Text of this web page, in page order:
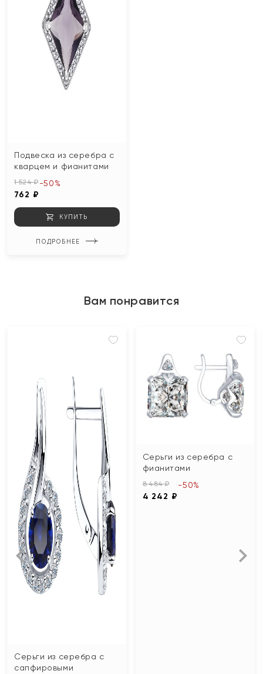
Подвеска из серебра с
кварцем и фианитами
1 524 ₽
762 ₽
-50%
КУПИТЬ
ПОДРОБНЕЕ
Вам понравится
Серьги из серебра с
сапфировыми
Серьги из серебра с
фианитами
8 484 ₽
4 242 ₽
-50%